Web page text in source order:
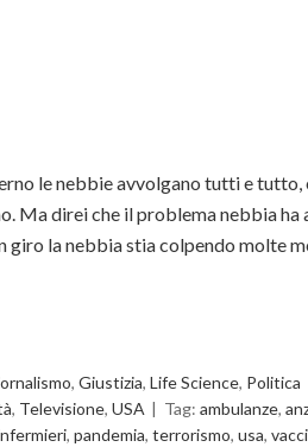
le nebbie avvolgano tutti e tutto,
Ma direi che il problema nebbia ha
giro la nebbia stia colpendo molte
, Giustizia, Life Science, Politica
, Televisione, USA Tag: ambulanze,
, pandemia, terrorismo, usa,